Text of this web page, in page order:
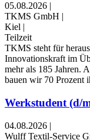
05.08.2026 |
TKMS GmbH |
Kiel |
Teilzeit
TKMS steht für
Innovationskraft im
mehr als 185 Jahren.
bauen wir 70 Prozent
Werkstudent (d/
04.08.2026 |
Wulff Textil-Service